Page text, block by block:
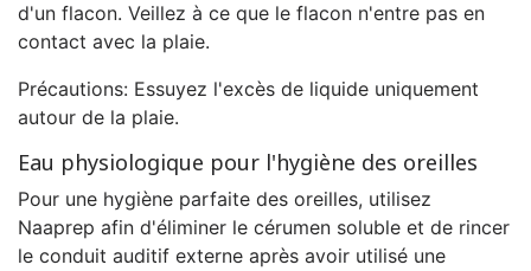
d'un flacon. Veillez à ce que le flacon n'entre pas en
contact avec la plaie.
Précautions: Essuyez l'excès de liquide uniquement
autour de la plaie.
Eau physiologique pour l'hygiène des oreilles
Pour une hygiène parfaite des oreilles, utilisez
Naaprep afin d'éliminer le cérumen soluble et de rincer
le conduit auditif externe après avoir utilisé une